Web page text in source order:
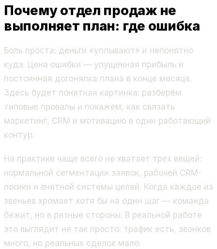
Почему отдел продаж не
выполняет план: где ошибка
Боль проста: деньги «уплывают» и непонятно
куда. Цена ошибки — упущенная прибыль и
постоянная догонялка плана в конце месяца.
Здесь будет понятная картинка: разберём
типовые провалы и покажем, как связать
маркетинг, CRM и мотивацию в один работающий
контур.
На практике чаще всего не хватает трех вещей:
нормальной сегментации заявок, рабочей CRM-
логики и внятной системы целей. Когда каждое из
звеньев хромает хотя бы на один шаг — команда
бежит, но в разные стороны. В реальной работе
это выглядит не так просто: трафик есть, звонков
много, но реальных сделок мало.